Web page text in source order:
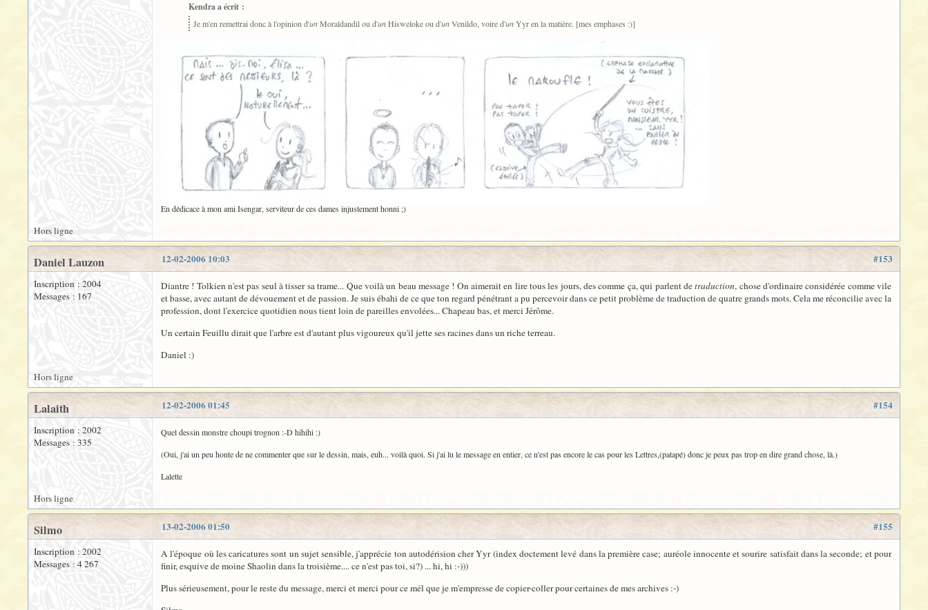
Kendra a écrit :
Je m'en remettrai donc à l'opinion d'unMoraldandil ou d'unHisweloke ou d'unVenildo, voire d'unYyr en la matière. [mes emphases :)]
En dédicace à mon ami Isengar, serviteur de ces dames injustement honni ;)
Hors ligne
#153
12-02-2006 10:03
Daniel Lauzon
Inscription : 2004
Messages : 167
Diantre ! Tolkien n'est pas seul à tisser sa trame... Que voilà un beau message ! On aimerait en lire tous les jours, des comme ça, qui parlent detraduction, chose d'ordinaire considérée comme vile
et basse, avec autant de dévouement et de passion. Je suis ébahi de ce que ton regard pénétrant a pu percevoir dans ce petit problème de traduction de quatre grands mots. Cela me réconcilie avec la
profession, dont l'exercice quotidien nous tient loin de pareilles envolées... Chapeau bas, et merci Jérôme.
Un certain Feuillu dirait que l'arbre est d'autant plus vigoureux qu'il jette ses racines dans un riche terreau.
Daniel :)
Hors ligne
#154
12-02-2006 01:45
Lalaith
Inscription : 2002
Messages : 335
Quel dessin monstre choupi trognon :-D hihihi :)
(Oui, j'ai un peu honte de ne commenter que sur le dessin, mais, euh... voilà quoi. Si j'ai lu le message en entier, ce n'est pas encore le cas pour les Lettres,(patapé) donc je peux pas trop en dire grand chose, là.)
Lalette
Hors ligne
#155
13-02-2006 01:50
Silmo
Inscription : 2002
Messages : 4 267
A l'époque où les caricatures sont un sujet sensible, j'apprécie ton autodérision cher Yyr (index doctement levé dans la première case; auréole innocente et sourire satisfait dans la seconde; et pour
finir, esquive de moine Shaolin dans la troisième.... ce n'est pas toi, si?) ... hi, hi :-)))
Plus sérieusement, pour le reste du message, merci et merci pour ce mél que je m'empresse de copier-coller pour certaines de mes archives :-)